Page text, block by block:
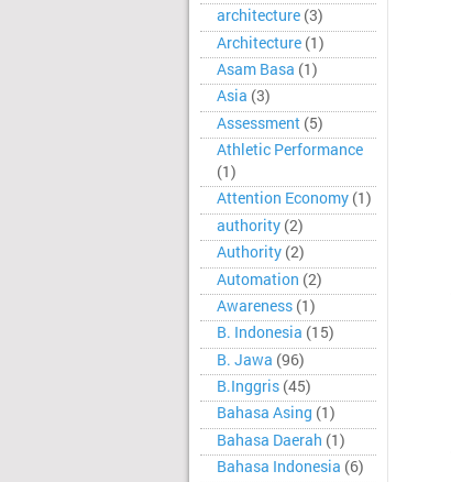
architecture (3)
Architecture (1)
Asam Basa (1)
Asia (3)
Assessment (5)
Athletic Performance
(1)
Attention Economy (1)
authority (2)
Authority (2)
Automation (2)
Awareness (1)
B. Indonesia (15)
B. Jawa (96)
B.Inggris (45)
Bahasa Asing (1)
Bahasa Daerah (1)
Bahasa Indonesia (6)